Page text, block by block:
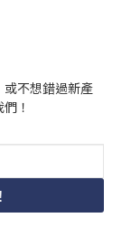
不想錯過新產
！